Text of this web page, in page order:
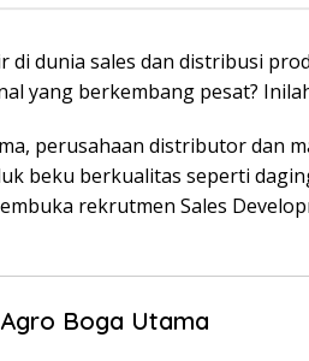
di dunia sales dan distribusi
yang berkembang pesat?
perusahaan distributor dan
beku berkualitas seperti
rekrutmen Sales
Boga Utama